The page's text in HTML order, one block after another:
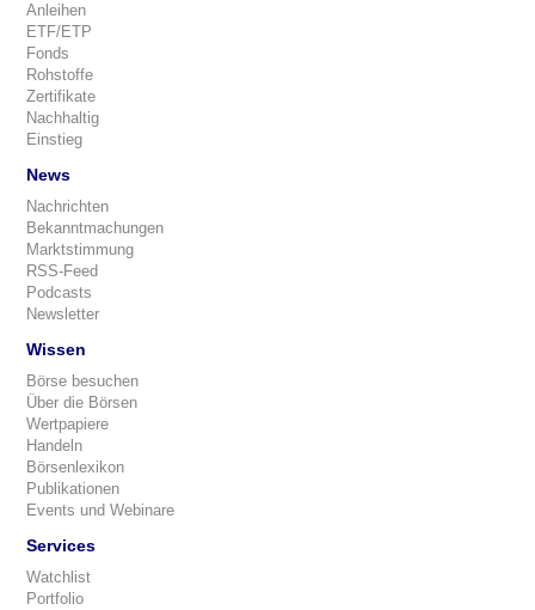
Anleihen
ETF/ETP
Fonds
Rohstoffe
Zertifikate
Nachhaltig
Einstieg
News
Nachrichten
Bekanntmachungen
Marktstimmung
RSS-Feed
Podcasts
Newsletter
Wissen
Börse besuchen
Über die Börsen
Wertpapiere
Handeln
Börsenlexikon
Publikationen
Events und Webinare
Services
Watchlist
Portfolio